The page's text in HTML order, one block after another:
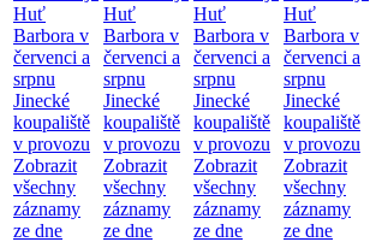
Huť
Barbora v
červenci a
srpnu
Jinecké
koupaliště
v provozu
Zobrazit
všechny
záznamy
ze dne
Huť
Barbora v
červenci a
srpnu
Jinecké
koupaliště
v provozu
Zobrazit
všechny
záznamy
ze dne
Huť
Barbora v
červenci a
srpnu
Jinecké
koupaliště
v provozu
Zobrazit
všechny
záznamy
ze dne
Huť
Barbora v
červenci a
srpnu
Jinecké
koupaliště
v provozu
Zobrazit
všechny
záznamy
ze dne